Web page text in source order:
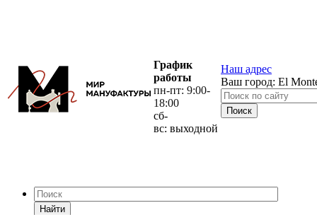
График
работы
пн-пт: 9:00-
18:00
сб-
вс: выходной
Наш адрес
Ваш город: El
Найти